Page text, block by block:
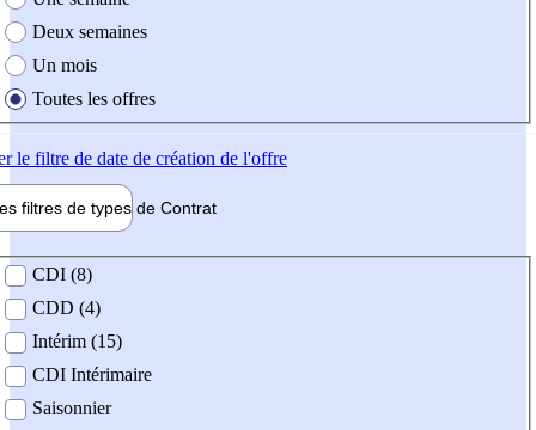
Deux semaines
Un mois
Toutes les offres
le filtre de date de création de l'offre
filtres de types de Contrat
contrat
CDI (8)
CDD (4)
Intérim (15)
CDI Intérimaire
Saisonnier